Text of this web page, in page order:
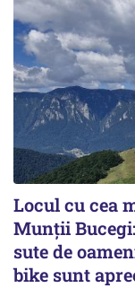
Locul cu cea
Munții
sute de
bike sunt